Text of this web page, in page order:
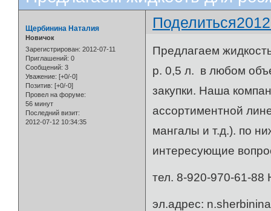
Поделиться
Щербинина Наталия
Новичок
Зарегистрирован: 2012-07-11
Приглашений: 0
Сообщений: 3
Уважение: [+0/-0]
Позитив: [+0/-0]
Провел на форуме:
56 минут
Последний визит:
2012-07-12 10:34:35
Предлагаем
р. 0,5 л. в любом
закупки. Наша
ассортиментной
мангалы и т.д.). по
интересующие
тел. 8-920-970-61-88
эл.адрес: